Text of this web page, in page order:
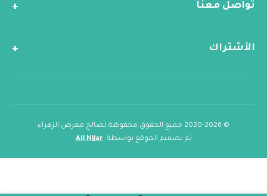
تواصل معنا
الأشتراك
© 2020-2026 جميع الحقوق محفوظة لصالح معرض الزهراء
تم تصميم الموقع بواسطة:Ali Njjar